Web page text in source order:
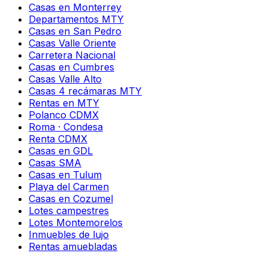
Casas en Monterrey
Departamentos MTY
Casas en San Pedro
Casas Valle Oriente
Carretera Nacional
Casas en Cumbres
Casas Valle Alto
Casas 4 recámaras MTY
Rentas en MTY
Polanco CDMX
Roma · Condesa
Renta CDMX
Casas en GDL
Casas SMA
Casas en Tulum
Playa del Carmen
Casas en Cozumel
Lotes campestres
Lotes Montemorelos
Inmuebles de lujo
Rentas amuebladas